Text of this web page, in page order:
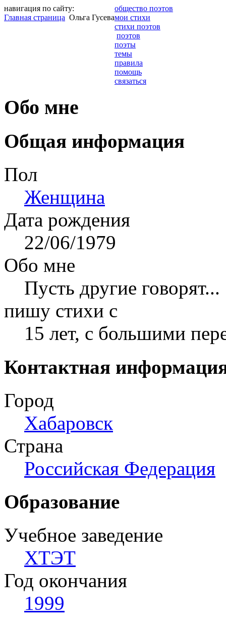
навигация по сайту:
Главная страница Ольга Гусева
общество поэтов
мои стихи
стихи поэтов
поэтов
поэты
темы
правила
помощь
связаться
Обо мне
Общая информация
Пол
Женщина
Дата рождения
22/06/1979
Обо мне
Пусть другие говорят...
пишу стихи с
15 лет, с большими
Контактная
Город
Хабаровск
Страна
Российская Федерация
Образование
Учебное заведение
ХТЭТ
Год окончания
1999